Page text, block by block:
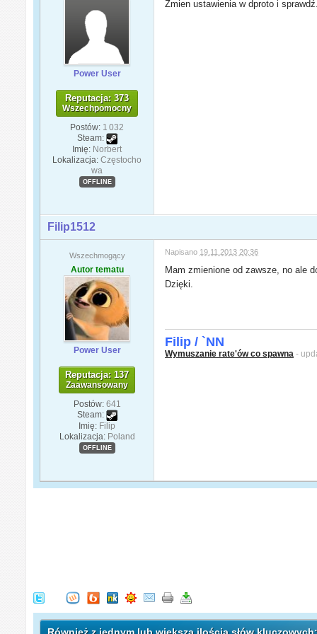
Power User
Reputacja: 373
Wszechpomocny
Postów: 1 032
Steam:
Imię: Norbert
Lokalizacja: Częstocho
wa
OFFLINE
Zmien ustawienia w dproto i
Filip1512
Wszechmogący
Autor tematu
Power User
Reputacja: 137
Zaawansowany
Postów: 641
Steam:
Imię: Filip
Lokalizacja: Poland
OFFLINE
Napisano 19.11.2013 20:36
Mam zmienione od zawsze, no ale
Dzięki.
Filip / `NN
Wymuszanie rate'ów co spawna -
Również z jednym lub większą ilością słów